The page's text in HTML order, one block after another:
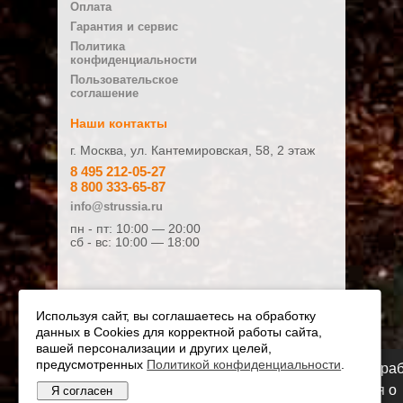
E-mail
Плюсы
Минусы
Оценка:
Плохо Хорошо
Я даю согласие на обработку
Мы переезжаем! С 21 июля магазин будет
по новому адресу. Подробная информация о
Оплата
Гарантия и сервис
Политика
конфиденциальности
Пользовательское
соглашение
Наши контакты
г. Москва, ул. Кантемировская, 58, 2 этаж
8 495 212-05-27
8 800 333-65-87
info@strussia.ru
пн - пт: 10:00 — 20:00
сб - вс: 10:00 — 18:00
© Официальный дилер STIHL и VIKING 2010 - 2026
Используя сайт, вы соглашаетесь на обработку
данных в Cookies для корректной работы сайта,
вашей персонализации и других целей,
предусмотренных Политикой конфиденциальности
Я согласен